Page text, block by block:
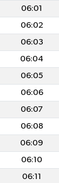
06:01
06:02
06:03
06:04
06:05
06:06
06:07
06:08
06:09
06:10
06:11